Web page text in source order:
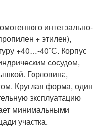
интегрально-
+ этилен),
+40…-40˚С. Корпус
сосудом,
Горловина,
Круглая форма, один
эксплуатацию
минимальными
участка.